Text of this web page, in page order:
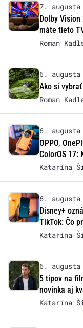
7. augusta
Dolby
máte tieto
Roman
6. augusta
Ako si
Roman
6. augusta
OPPO,
ColorOS 17:
Katarína
6. augusta
Disney+
TikTok: Čo
Katarína
6. augusta
5 tipov na
novinka aj
Katarína